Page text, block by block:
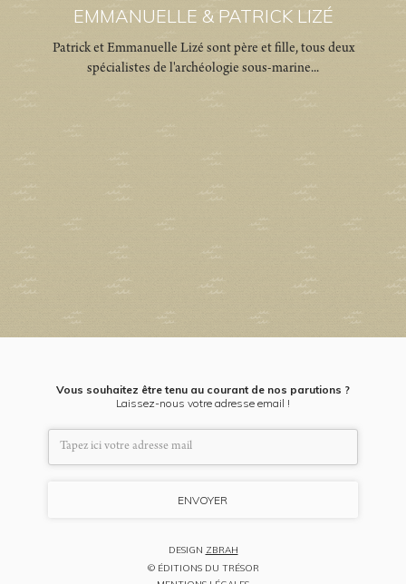
EMMANUELLE & PATRICK LIZÉ
Patrick et Emmanuelle Lizé sont père et fille, tous deux
spécialistes de l'archéologie sous-marine...
DESIGN ZBRAH
© ÉDITIONS DU TRÉSOR
Vous souhaitez être tenu au courant de nos parutions ?
Laissez-nous votre adresse email !